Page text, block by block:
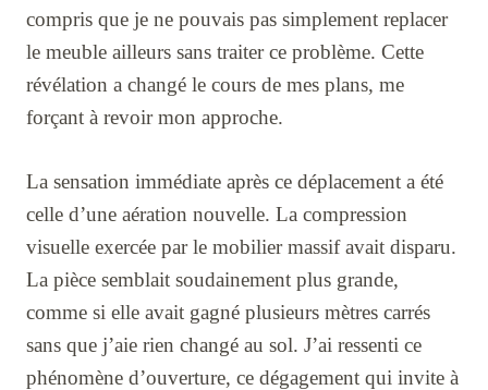
compris que je ne pouvais pas simplement replacer
le meuble ailleurs sans traiter ce problème. Cette
révélation a changé le cours de mes plans, me
forçant à revoir mon approche.
La sensation immédiate après ce déplacement a été
celle d’une aération nouvelle. La compression
visuelle exercée par le mobilier massif avait disparu.
La pièce semblait soudainement plus grande,
comme si elle avait gagné plusieurs mètres carrés
sans que j’aie rien changé au sol. J’ai ressenti ce
phénomène d’ouverture, ce dégagement qui invite à